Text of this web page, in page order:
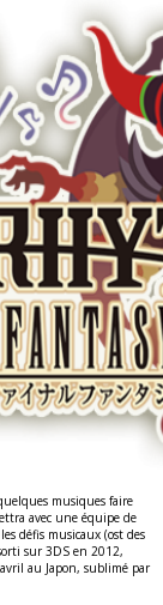
musiques faire
avec une équipe de
défis musicaux (ost des
sur 3DS en 2012,
au Japon, sublimé par